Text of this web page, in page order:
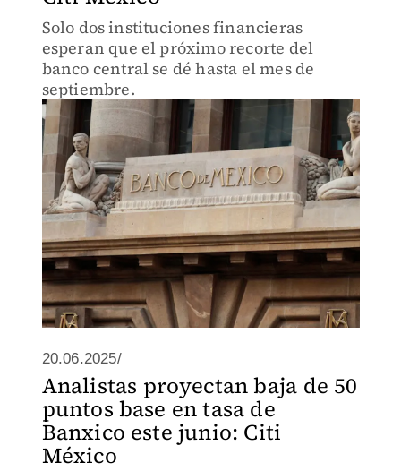
Solo dos instituciones financieras
esperan que el próximo recorte del
banco central se dé hasta el mes de
septiembre.
20.06.2025/
Analistas proyectan baja de 50
puntos base en tasa de
Banxico este junio: Citi
México